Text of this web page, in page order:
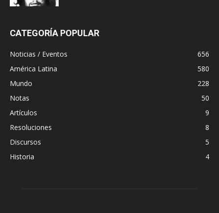
CATEGORÍA POPULAR
Noticias / Eventos
656
América Latina
580
Mundo
228
Notas
50
Artículos
9
Resoluciones
8
Discursos
5
Historia
4